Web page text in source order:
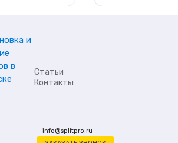
Статьи
Контакты
info@splitpro.ru